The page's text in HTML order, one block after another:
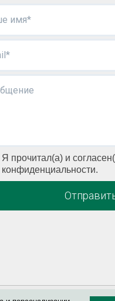
имя*
Я прочитал(а) и
конфиденциальности.